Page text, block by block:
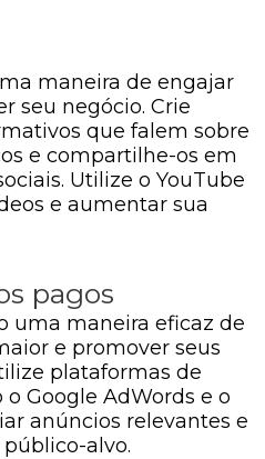
maneira de engajar
seu negócio. Crie
que falem sobre
e compartilhe-os em
Utilize o YouTube
e aumentar sua
pagos
uma maneira eficaz de
e promover seus
plataformas de
Google AdWords e o
anúncios relevantes e
alvo.